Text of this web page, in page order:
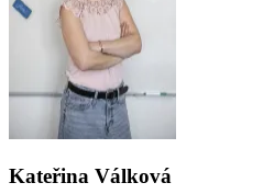
Kateřina Válková